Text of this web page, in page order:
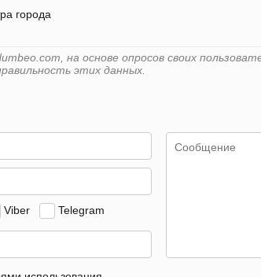
города
на основе опросов своих
этих данных.
Viber Telegram